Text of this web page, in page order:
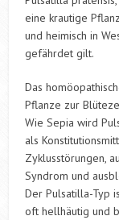
eine krautige
und heimisch in
gefährdet gilt.
Das
Pflanze zur
Wie Sepia wird
als
Zyklusstörungen,
Syndrom und
Der Pulsatilla-Typ
oft hellhäutig und